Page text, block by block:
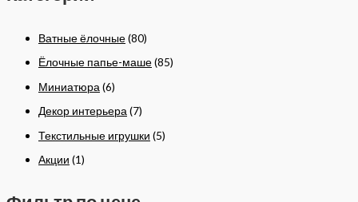
Ватные ёлочные(80)
Ёлочные папье-маше(85)
Миниатюра (6)
Декор интерьера (7)
Текстильные игрушки (5)
Акции (1)